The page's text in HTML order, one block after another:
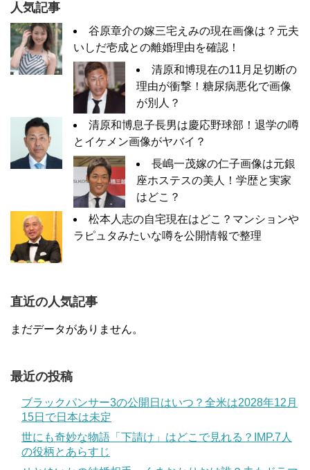
人気記事
谷原章介の嫁三宅えみの現在画像は？元夫
いしだ壱成との離婚理由を確認！
清原和博現在の11月足切断の
理由が衝撃！糖尿病悪化で画像
が別人？
清原和博息子長男は慶応野球部！退学の噂
とイケメン画像がヤバイ？
長嶋一茂嫁の仁子画像は元銀
座ホステスの美人！学歴と実家
はどこ？
松本人志の自宅現在はどこ？マンションや
ラピュタみたいな噂を公開情報で整理
直近の人気記事
まだデータがありません。
最近の投稿
ブラックパンサー3の公開日はいつ？全米は2028年12月
15日で日本は未定
世にも奇妙な物語「下請け」はどこで見れる？IMP.7人
の役柄とあらすじ